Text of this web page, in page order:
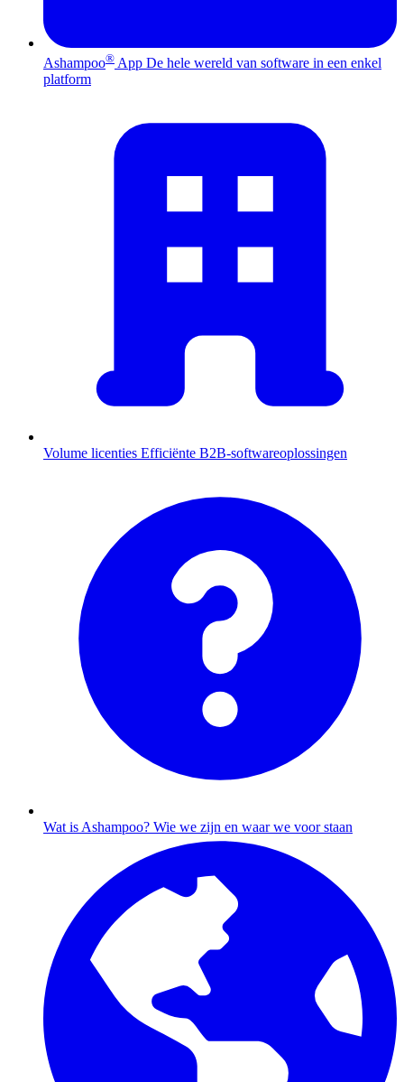
Ashampoo® App De hele wereld van software in een enkel
platform
Volume licenties Efficiënte B2B-softwareoplossingen
Wat is Ashampoo? Wie we zijn en waar we voor staan